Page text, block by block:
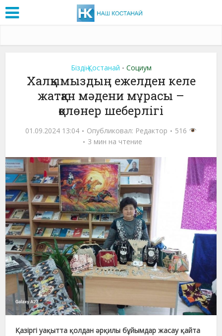
Біздің Қостанай • Социум
Халқымыздың ежелден келе
жатқан мәдени мұрасы –
қолөнер шеберлігі
01.09.2024 13:04 Опубликовал: Редактор
516
3 мин на чтение
Қазіргі уақытта қолдан әрқилы бұйымдар жасау қайта